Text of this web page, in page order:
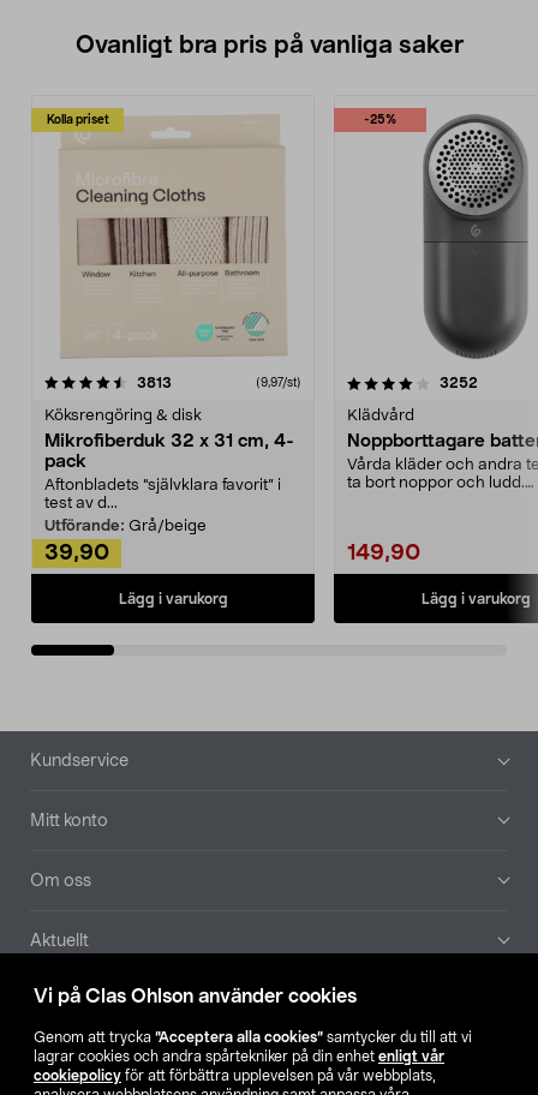
Vi på Clas Ohlson använder cookies
Genom att trycka ”Acceptera alla cookies” samtycker du till att vi
lagrar cookies och andra spårtekniker på din enhet enligt vår
cookiepolicy för att förbättra upplevelsen på vår webbplats,
Ovanligt bra pris på vanliga saker
Kolla priset
3813 (9,97/st)
Köksrengöring & disk
Mikrofiberduk 32 x 31 cm, 4-
pack
Aftonbladets "självklara favorit” i
test av d...
Utförande: Grå/beige
39,90
Lägg i varukorg
-25%
4.0av 5 stjärnor 3252
Klädvård
Noppborttagare
Vårda kläder och andra
ta bort noppor och ludd.
149,90
Lägg i varukorg
4.5av 5 stjärnor
Sidfot
Kundservice
Mitt konto
Om oss
Aktuellt
Våra bolag
Hitta butik